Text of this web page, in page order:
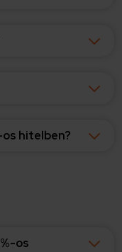
hitelben?
os